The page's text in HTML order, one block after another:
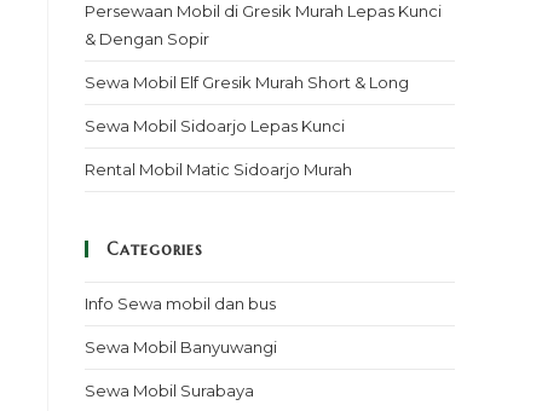
Persewaan Mobil di Gresik Murah Lepas Kunci
& Dengan Sopir
Sewa Mobil Elf Gresik Murah Short & Long
Sewa Mobil Sidoarjo Lepas Kunci
Rental Mobil Matic Sidoarjo Murah
Categories
Info Sewa mobil dan bus
Sewa Mobil Banyuwangi
Sewa Mobil Surabaya